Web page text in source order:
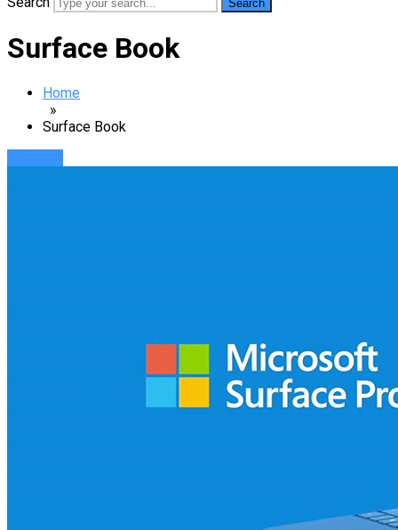
Surface Book
Home
»
Surface Book